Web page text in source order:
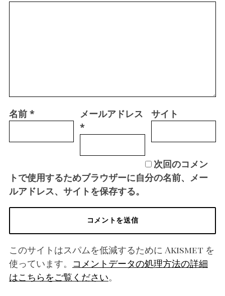
名前 *
メールアドレス
*
サイト
次回のコメン
トで使用するためブラウザーに自分の名前、メー
ルアドレス、サイトを保存する。
このサイトはスパムを低減するために Akismet を
使っています。 コメントデータの処理方法の詳細
はこちらをご覧ください。